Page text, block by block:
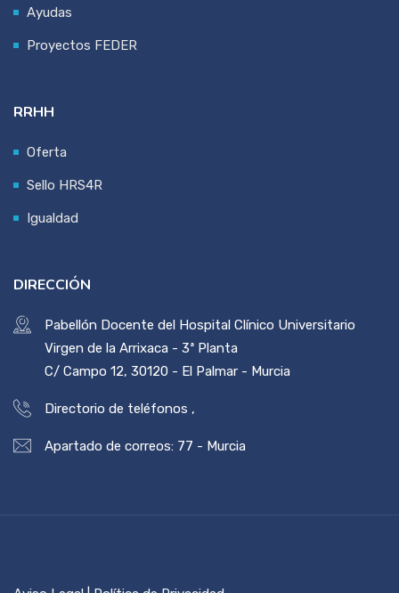
Ayudas
Proyectos FEDER
RRHH
Oferta
Sello HRS4R
Igualdad
DIRECCIÓN
Pabellón Docente del Hospital Clínico Universitario
Virgen de la Arrixaca - 3ª Planta
C/ Campo 12, 30120 - El Palmar - Murcia
Directorio de teléfonos ,
Apartado de correos: 77 - Murcia